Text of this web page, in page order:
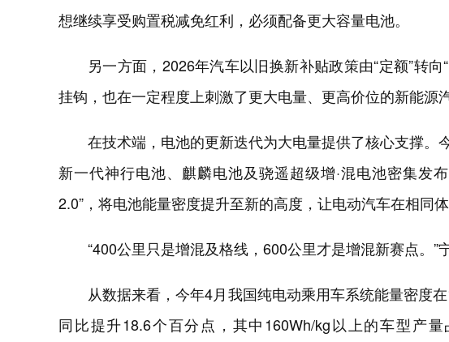
想继续享受购置税减免红利，必须配备更大容量电池。
另一方面，2026年汽车以旧换新补贴政策由“定额”转
挂钩，也在一定程度上刺激了更大电量、更高价位的新能源
在技术端，电池的更新迭代为大电量提供了核心支撑。
新一代神行电池、麒麟电池及骁遥超级增·混电池密集发
2.0”，将电池能量密度提升至新的高度，让电动汽车在相同
“400公里只是增混及格线，600公里才是增混新赛点。”
从数据来看，今年4月我国纯电动乘用车系统能量密度
同比提升18.6个百分点，其中160Wh/kg以上的车型产